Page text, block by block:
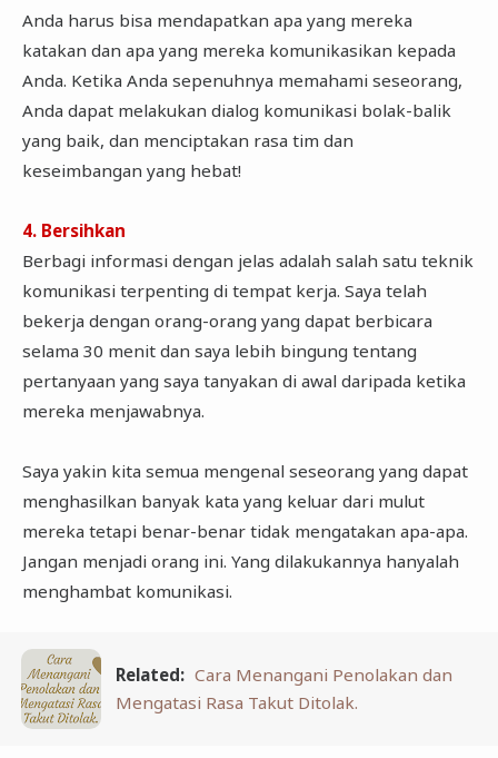
Anda harus bisa mendapatkan apa yang mereka
katakan dan apa yang mereka komunikasikan kepada
Anda. Ketika Anda sepenuhnya memahami seseorang,
Anda dapat melakukan dialog komunikasi bolak-balik
yang baik, dan menciptakan rasa tim dan
keseimbangan yang hebat!
4. Bersihkan
Berbagi informasi dengan jelas adalah salah satu teknik
komunikasi terpenting di tempat kerja. Saya telah
bekerja dengan orang-orang yang dapat berbicara
selama 30 menit dan saya lebih bingung tentang
pertanyaan yang saya tanyakan di awal daripada ketika
mereka menjawabnya.
Saya yakin kita semua mengenal seseorang yang dapat
menghasilkan banyak kata yang keluar dari mulut
mereka tetapi benar-benar tidak mengatakan apa-apa.
Jangan menjadi orang ini. Yang dilakukannya hanyalah
menghambat komunikasi.
Related: Cara Menangani Penolakan dan
Mengatasi Rasa Takut Ditolak.